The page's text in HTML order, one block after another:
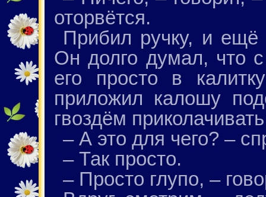
оторвётся.
Прибил ручку, и ещё
Он долго думал, что
его просто в
приложил калошу
гвоздём
– А это для чего? –
– Так просто.
– Просто глупо, –